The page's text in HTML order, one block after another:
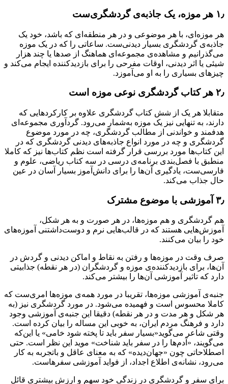
۱٫ هر موزه، یک جاذبه‌ی گردشگری‌ست
هر موزه‌ای، با هر موضوعی و در هر منطقه‌ای که باشد، خود یک
جاذبه‌ی گردشگری بسیار دیدنی‌ست. ساعاتی را که در یک موزه
می‌گذرانیم و مشاهده‌ی مجموعه‌ای هماهنگ از صدها یا چند هزار
شیئی یا اثر دیدنی، اوقات مفرحی را برای بازدیدکننده ایجام می‌کند و
چیزهای بسیاری را به او می‌آموزد.
۲٫ هر کتاب گردشگری نوعی موزه است
متقابلا هر یک از شش کتاب گردشگری علاوه بر کارکردهایی که
دارند، به تنهایی نیز یک موزه به‌شمار می‌رود. گردآوری مجموعه‌ای
هدفمند و خواندنی از مطالب گردشگری، چه در مورد موضوع
گردشگری و چه در مورد انواع جاذبه‌های دیدنی گردشگری که در
این کتاب‌ها مورد بررسی قرار گرفته است نظم کتاب‌ها نیز که کاملا
منطبق با فصل‌بندی برنامه‌ی درسی در سه کتاب ریاضی، علوم و
فارسی‌ست، یادگیری آن‌ها را برای دانش‌آموز بسیار آسان در عین
حال جذاب می‌کند.
۳٫ آموزشی با موضوع مشترک
هم گردشگری و هم موزه‌ها، در هر صورت و به هر شکل،
آموزش‌هایی هستند که در قالب‌هایی نرم و دوست‌داشتنی آموزه‌های
خود را بیان می‌کنند.
صرف وقت در موزه‌ها و رفتن به نقاط و اماکن دیدنی و گردش در
آن‌ها، برای بازدیدکننده‌ی موزه و گردشگران (در هر نقطه) جذابیتی
دارد که تاثیر آموزشی آن‌ها را بیشتر می‌کند.
جنبه‌ی آموزشی موزه‌ها، تقریبا در مورد همه‌ی موزه‌ها امری‌ست که
کاملا محسوس است و فهمیده می‌شود. در مورد گردشگری نیز (به
هر شکل و هر مدت و در هر نقطه) دقیقا این جنبه‌ی آموزشی وجود
دارد و فرهنگ مردم ایران، به خوبی این مساله را بیان کرده است.
وقتی شاعر می‌گوید«بسیار سفر باید تا پخته شود خامی» یا این‌که
می‌گویند، «آدم‌ها را در سفر باید شناخت» موید این نظر است. حتی
اصطلاحاتی چون «جهان‌دیده» که به معنای عاقل و باتجربه به کار
می‌رود، نشانه‌ی اطلاع اجداد، از فواید آموزشی سفرهاست.
برای سفر و گردشگری در زندگی خود سهم و ارزش بیشتری قائل